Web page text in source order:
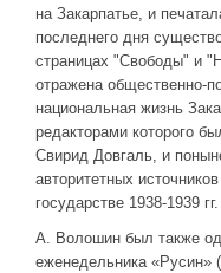
на Закарпатье, и
последнего дня
страницах "Свободы" и
отражена общественно-
национальная жизнь
редакторами которого
Свирид Довгаль, и
авторитетных
государстве 1938-1939 гг.
А. Волошин был также
еженедельника «Русин»